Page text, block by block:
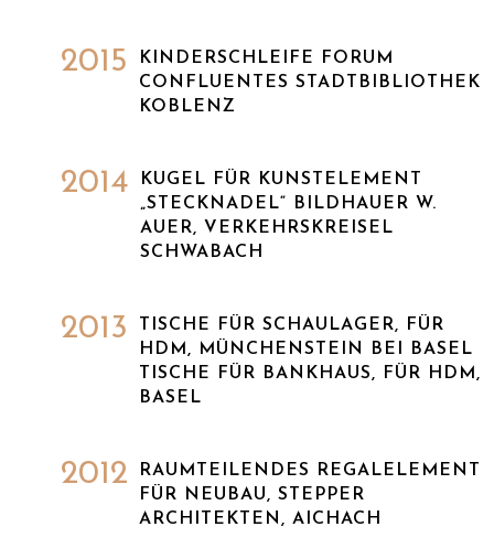
2015
KINDERSCHLEIFE FORUM
CONFLUENTES STADTBIBLIOTHEK
KOBLENZ
2014
KUGEL FÜR KUNSTELEMENT
„STECKNADEL“ BILDHAUER W.
AUER, VERKEHRSKREISEL
SCHWABACH
2013
TISCHE FÜR SCHAULAGER, FÜR
HDM, MÜNCHENSTEIN BEI BASEL
TISCHE FÜR BANKHAUS, FÜR HDM,
BASEL
2012
RAUMTEILENDES REGALELEMENT
FÜR NEUBAU, STEPPER
ARCHITEKTEN, AICHACH